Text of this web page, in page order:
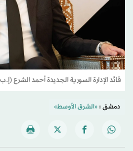
قائد الإدارة السورية الجديدة أحمد الشرع
دمشق :«الشرق الأوسط»